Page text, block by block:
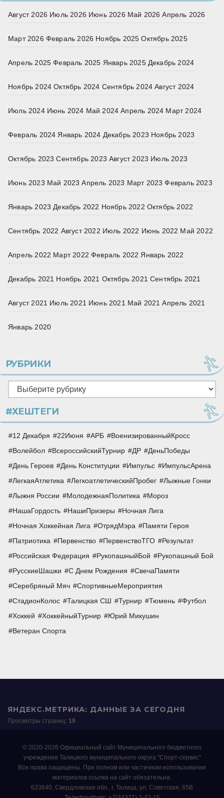
Август 2026 Июль 2026 Июнь 2026 Май 2026 Апрель 2026
Март 2026 Февраль 2026 Ноябрь 2025 Октябрь 2025
Апрель 2025 Февраль 2025 Январь 2025 Декабрь 2024
Ноябрь 2024 Октябрь 2024 Сентябрь 2024 Август 2024
Июль 2024 Июнь 2024 Май 2024 Апрель 2024 Март 2024
Февраль 2024 Январь 2024 Декабрь 2023 Ноябрь 2023
Октябрь 2023 Сентябрь 2023 Август 2023 Июль 2023
Июнь 2023 Май 2023 Апрель 2023 Март 2023 Февраль 2023
Январь 2023 Декабрь 2022 Ноябрь 2022 Октябрь 2022
Сентябрь 2022 Август 2022 Июль 2022 Июнь 2022 Май 2022
Апрель 2022 Март 2022 Февраль 2022 Январь 2022
Декабрь 2021 Ноябрь 2021 Октябрь 2021 Сентябрь 2021
Август 2021 Июль 2021 Июнь 2021 Май 2021 Апрель 2021
Январь 2020
РУБРИКИ
Рубрики
#ХЕШТЕГИ
12 Декабря 22Июня АРБ
ВоенизированныйКросс
Волейбол
ВсероссийскийТурнир ДР
ДеньПобеды
День Героев
День Конституции Импульс
ИмпульсАрена
ЛегкаяАтлетика
ЛегкоатлетическийПробег
Лыжные Гонки
Лыжня России
МолодежнаяПолитика
Мороз
НашаГордость
НашиПризеры
Ночная Лига
Ночная Хоккейная Лига
ОтрядМэра
Памяти Героя
Патриотика
Первенство ПервенствоТГО
Результат
Российская Федерация
РукопашныйБой
Рукопашный Бой
РусскиеШашки
С Днем Рождения
СвечаПамяти
Серебряный Мяч
СпортивныеМероприятия
СтадионКолос
Талицкая СШ Турнир Тюмень
Футбол
Хоккей
ХоккейныйТурнир
Юрий Микушин
Ветеран Спорта
ЯНДЕКС.МЕТРИКА: ДАННЫЕ ЗА СЕГОДНЯ
Просмотры страниц: 19
© 2020-2026 Официальный сайт Муниципального бюджетного
учреждения Талицкого муниципального округа "Спорт-сервис"
Все права защищены. При полном или частичном использовании
материалов ссылка на сайт обязательна.
623640, Свердловская обл., г. Талица, ул. Советская, 65В